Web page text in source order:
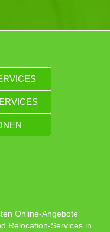
Online-Angebote
Relocation-Services in